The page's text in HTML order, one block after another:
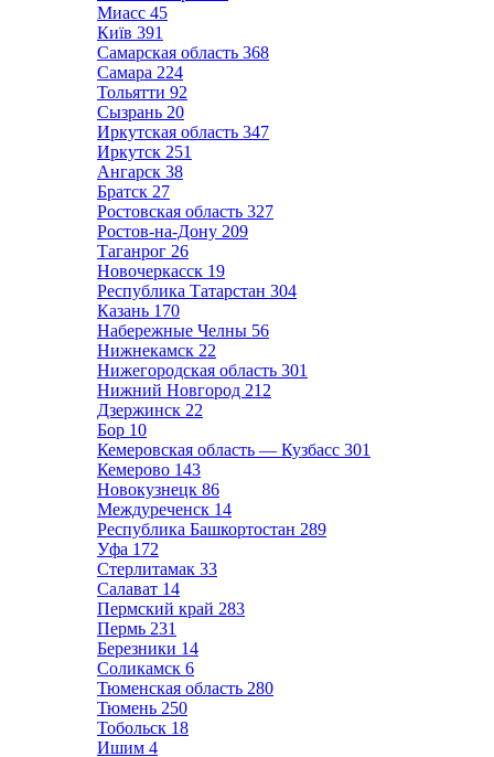
Миасс 45
Київ 391
Самарская область 368
Самара 224
Тольятти 92
Сызрань 20
Иркутская область 347
Иркутск 251
Ангарск 38
Братск 27
Ростовская область 327
Ростов-на-Дону 209
Таганрог 26
Новочеркасск 19
Республика Татарстан 304
Казань 170
Набережные Челны 56
Нижнекамск 22
Нижегородская область 301
Нижний Новгород 212
Дзержинск 22
Бор 10
Кемеровская область — Кузбасс 301
Кемерово 143
Новокузнецк 86
Междуреченск 14
Республика Башкортостан 289
Уфа 172
Стерлитамак 33
Салават 14
Пермский край 283
Пермь 231
Березники 14
Соликамск 6
Тюменская область 280
Тюмень 250
Тобольск 18
Ишим 4